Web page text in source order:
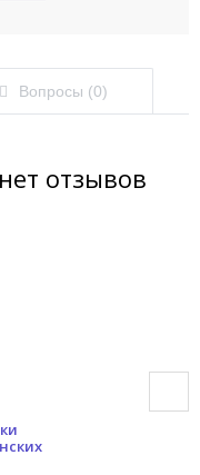
Вопросы (0)
отзывов